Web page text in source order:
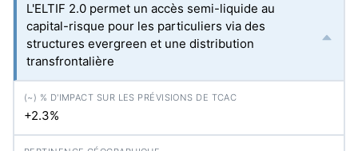
L'ELTIF 2.0 permet un accès semi-liquide au
capital-risque pour les particuliers via des
structures evergreen et une distribution
transfrontalière
+2.3%